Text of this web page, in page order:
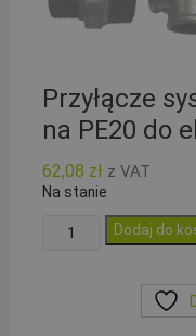
Przyłącze
na PE20 do
62,08 zł z VAT
Na stanie
ilość
Dodaj do